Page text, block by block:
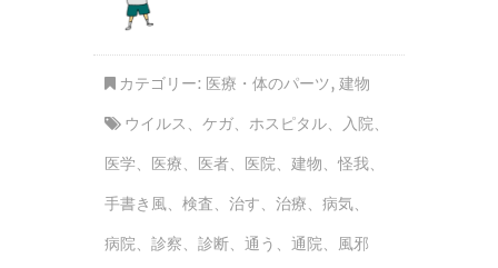
カテゴリー: 医療・体のパーツ, 建物
ウイルス 、 ケガ、 ホスピタル、 入院、
医学、 医療、 医者、 医院、 建物、怪我、
手書き風、 検査、 治す、 治療、 病気、
病院、 診察、 診断、 通う 、 通院、 風邪